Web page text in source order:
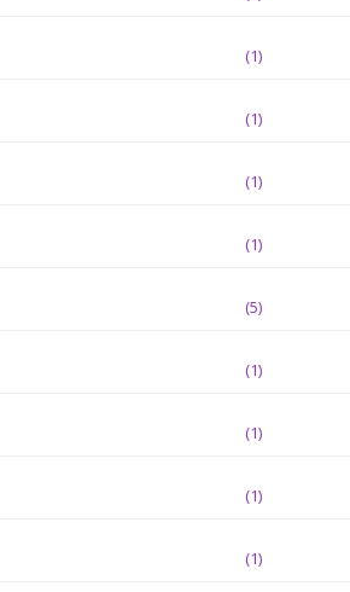
(1)
(1)
(1)
(1)
(5)
(1)
(1)
(1)
(1)